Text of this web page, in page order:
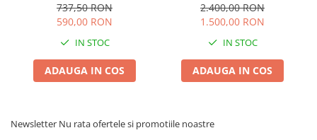
737,50 RON
590,00 RON
IN STOC
ADAUGA IN COS
2.400,00 RON
1.500,00 RON
IN STOC
ADAUGA IN COS
Newsletter Nu rata ofertele si promotiile noastre